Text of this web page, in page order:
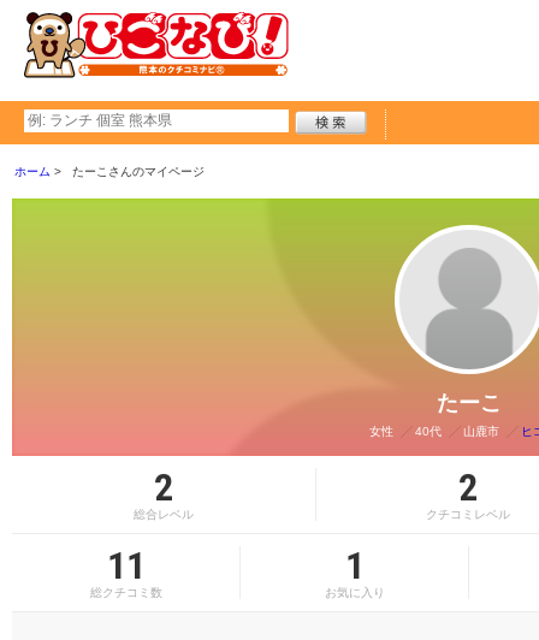
ホーム たーこさんのマイページ
たーこ
女性 40代 山鹿市 ヒ
2
総合レベル
2
クチコミレベル
11
総クチコミ数
1
お気に入り